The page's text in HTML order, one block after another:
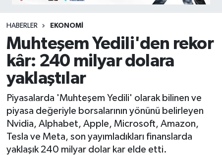
HABERLER EKONOMI
Muhteşem Yedili'den rekor
kâr: 240 milyar dolara
yaklaştılar
Piyasalarda 'Muhteşem Yedili' olarak bilinen ve
piyasa değeriyle borsalarının yönünü belirleyen
Nvidia, Alphabet, Apple, Microsoft, Amazon,
Tesla ve Meta, son yayımladıkları finanslarda
yaklaşık 240 milyar dolar kar elde etti.
Otomobil
Gizlilik Sözleşmesi
Hakkımızda
İletişim
Künye
Emtia
BITCOIN
Yapay Zeka